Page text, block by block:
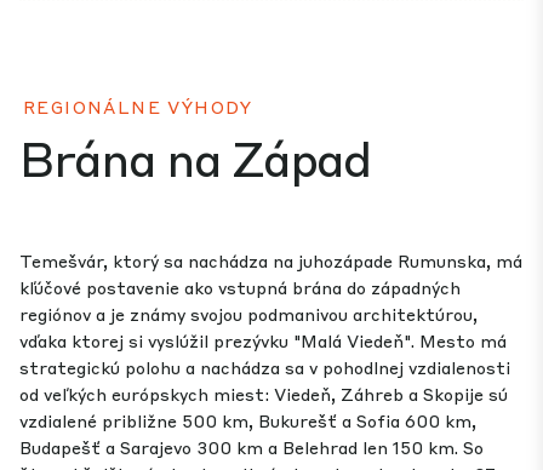
REGIONÁLNE VÝHODY
Brána na Západ
Temešvár, ktorý sa nachádza na juhozápade Rumunska, má
kľúčové postavenie ako vstupná brána do západných
regiónov a je známy svojou podmanivou architektúrou,
vďaka ktorej si vyslúžil prezývku "Malá Viedeň". Mesto má
strategickú polohu a nachádza sa v pohodlnej vzdialenosti
od veľkých európskych miest: Viedeň, Záhreb a Skopije sú
vzdialené približne 500 km, Bukurešť a Sofia 600 km,
Budapešť a Sarajevo 300 km a Belehrad len 150 km. So